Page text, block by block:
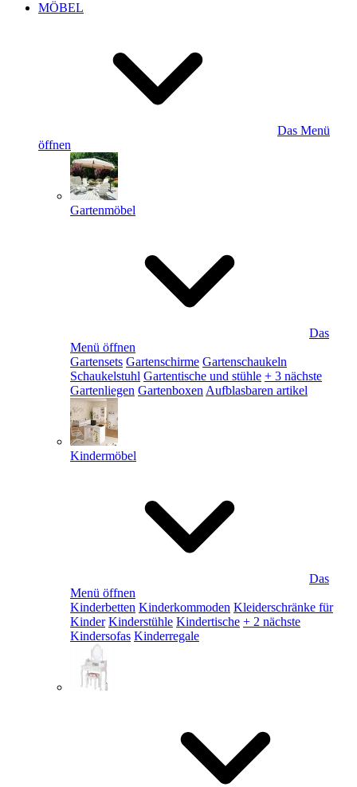
MÖBEL
Das Menü
öffnen
Gartenmöbel
Das
Menü öffnen
Gartensets Gartenschirme Gartenschaukeln
Schaukelstuhl Gartentische und stühle + 3 nächste
Gartenliegen Gartenboxen Aufblasbaren artikel
Kindermöbel
Das
Menü öffnen
Kinderbetten Kinderkommoden Kleiderschränke für
Kinder Kinderstühle Kindertische + 2 nächste
Kindersofas Kinderregale